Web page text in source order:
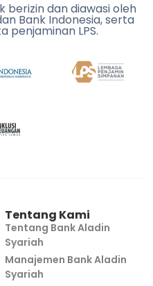
berizin dan diawasi oleh
Bank Indonesia, serta
penjaminan LPS.
Tentang Kami
Tentang Bank Aladin
Syariah
Manajemen Bank Aladin
Syariah